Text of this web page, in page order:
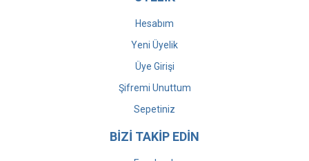
Hesabım
Yeni Üyelik
Üye Girişi
Şifremi Unuttum
Sepetiniz
BİZİ TAKİP EDİN